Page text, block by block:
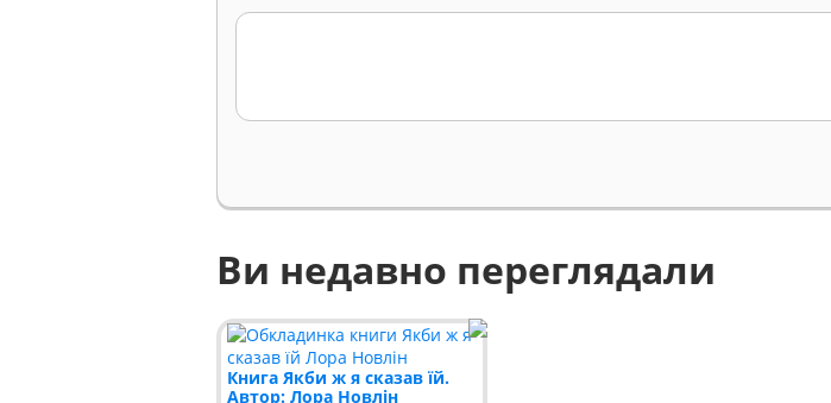
Ви недавно переглядали
Книга Якби ж я сказав їй.
Автор: Лора Новлін